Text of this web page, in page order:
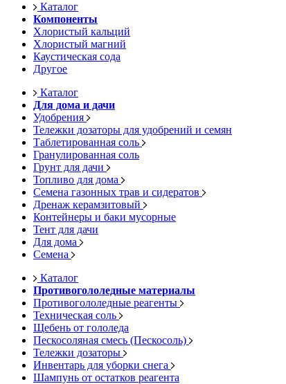
Каталог
Компоненты
Хлористый кальций
Хлористый магний
Каустическая сода
Другое
Каталог
Для дома и дачи
Удобрения
Тележки дозаторы для удобрений и семян
Таблетированная соль
Гранулированная соль
Грунт для дачи
Топливо для дома
Семена газонных трав и сидератов
Дренаж керамзитовый
Контейнеры и баки мусорные
Тент для дачи
Для дома
Семена
Каталог
Противогололедные материалы
Противогололедные реагенты
Техническая соль
Щебень от гололеда
Пескосоляная смесь (Пескосоль)
Тележки дозаторы
Инвентарь для уборки снега
Шампунь от остатков реагента